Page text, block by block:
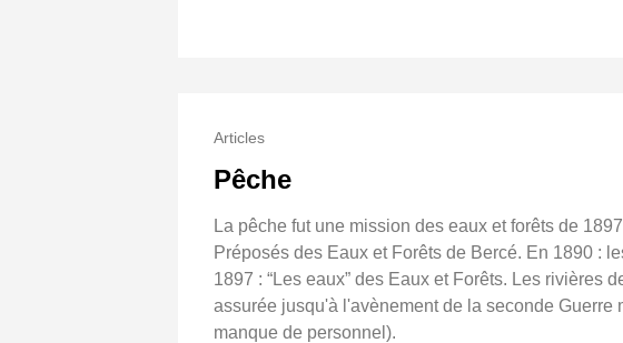
Articles
Pêche
La pêche fut une mission des eaux et forêts de
Préposés des Eaux et Forêts de Bercé. En 1890 :
1897 : “Les eaux” des Eaux et Forêts. Les
assurée jusqu'à l'avènement de la seconde
manque de personnel).